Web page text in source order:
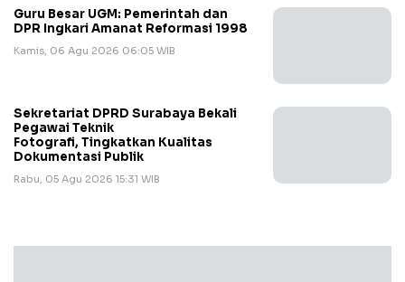
Guru Besar UGM: Pemerintah dan
DPR Ingkari Amanat Reformasi 1998
Kamis, 06 Agu 2026 06:05 WIB
Sekretariat DPRD Surabaya Bekali
Pegawai Teknik
Fotografi, Tingkatkan Kualitas
Dokumentasi Publik
Rabu, 05 Agu 2026 15:31 WIB